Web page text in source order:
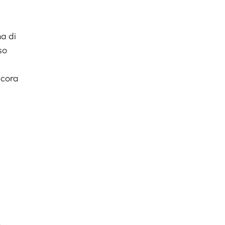
di